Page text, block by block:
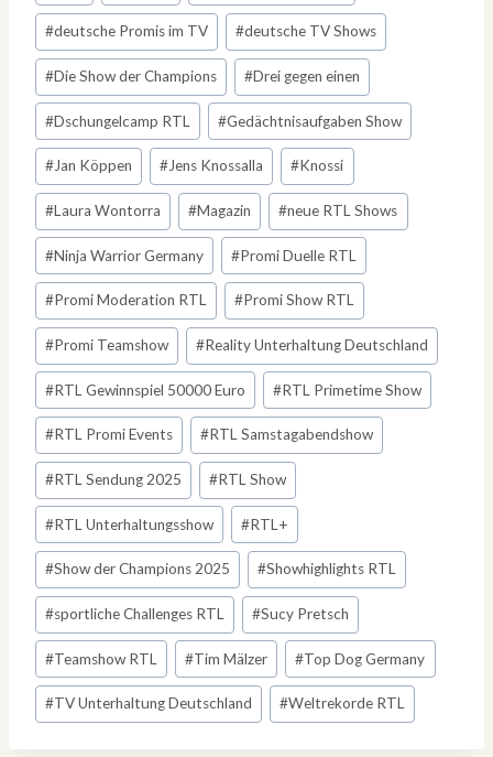
#deutsche Promis im TV #deutsche TV Shows
#Die Show der Champions #Drei gegen einen
#Dschungelcamp RTL #Gedächtnisaufgaben Show
#Jan Köppen #Jens Knossalla #Knossi
#Laura Wontorra #Magazin #neue RTL Shows
#Ninja Warrior Germany #Promi Duelle RTL
#Promi Moderation RTL #Promi Show RTL
#Promi Teamshow #Reality Unterhaltung Deutschland
#RTL Gewinnspiel 50000 Euro #RTL Primetime Show
#RTL Promi Events #RTL Samstagabendshow
#RTL Sendung 2025 #RTL Show
#RTL Unterhaltungsshow #RTL+
#Show der Champions 2025 #Showhighlights RTL
#sportliche Challenges RTL #Sucy Pretsch
#Teamshow RTL #Tim Mälzer #Top Dog Germany
#TV Unterhaltung Deutschland #Weltrekorde RTL